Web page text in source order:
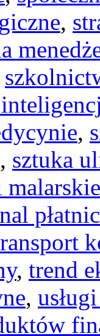
,
,
, sztuka
, trend
,